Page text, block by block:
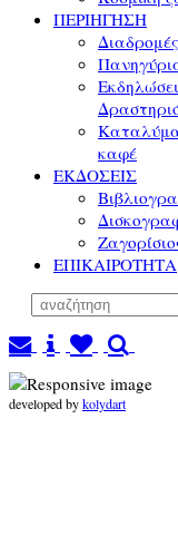
ΠΕΡΙΗΓΗΣΗ
Διαδρομές
καφέ
ΕΚΔΟΣΕΙΣ
ΕΠΙΚΑΙΡΟΤΗΤΑ
developed bykolydart